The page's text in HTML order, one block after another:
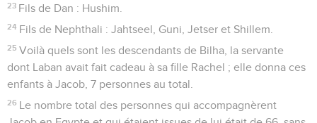
23 Fils de Dan : Hushim.
24 Fils de Nephthali : Jahtseel, Guni, Jetser et Shillem.
25 Voilà quels sont les descendants de Bilha, la servante
dont Laban avait fait cadeau à sa fille Rachel ; elle donna ces
enfants à Jacob, 7 personnes au total.
26 Le nombre total des personnes qui accompagnèrent